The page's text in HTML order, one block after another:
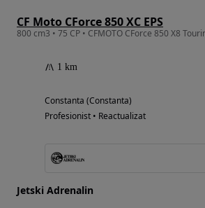
CF Moto CForce 850 XC EPS
800 cm3 • 75 CP • CFMOTO CForce 850 X8
1 km
Constanta (Constanta)
Profesionist • Reactualizat
Jetski Adrenalin